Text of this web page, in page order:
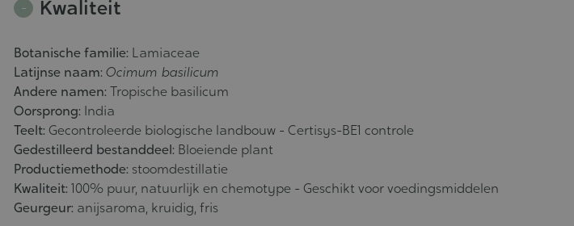
Kwaliteit
Botanische familie: Lamiaceae
Latijnse naam: Ocimum basilicum
Andere namen: Tropische basilicum
Oorsprong: India
Teelt: Gecontroleerde biologische landbouw - Certisys-BE1 controle
Gedestilleerd bestanddeel: Bloeiende plant
Productiemethode: stoomdestillatie
Kwaliteit: 100% puur, natuurlijk en chemotype - Geschikt voor voedingsmiddelen
Geurgeur: anijsaroma, kruidig, fris